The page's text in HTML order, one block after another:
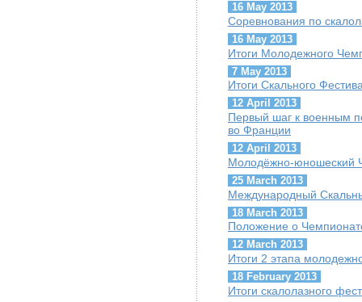
16 May 2013
Cоревнования по
16 May 2013
Итоги Молодежного
7 May 2013
Итоги Скального
12 April 2013
Первый шаг к военным
во Франции
12 April 2013
Молодёжно-юношеский
25 March 2013
Международный
18 March 2013
Положение о
12 March 2013
Итоги 2 этапа
18 February 2013
Итоги скалолазного